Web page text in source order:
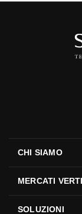
CHI SIAMO
MERCATI
SOLUZIONI